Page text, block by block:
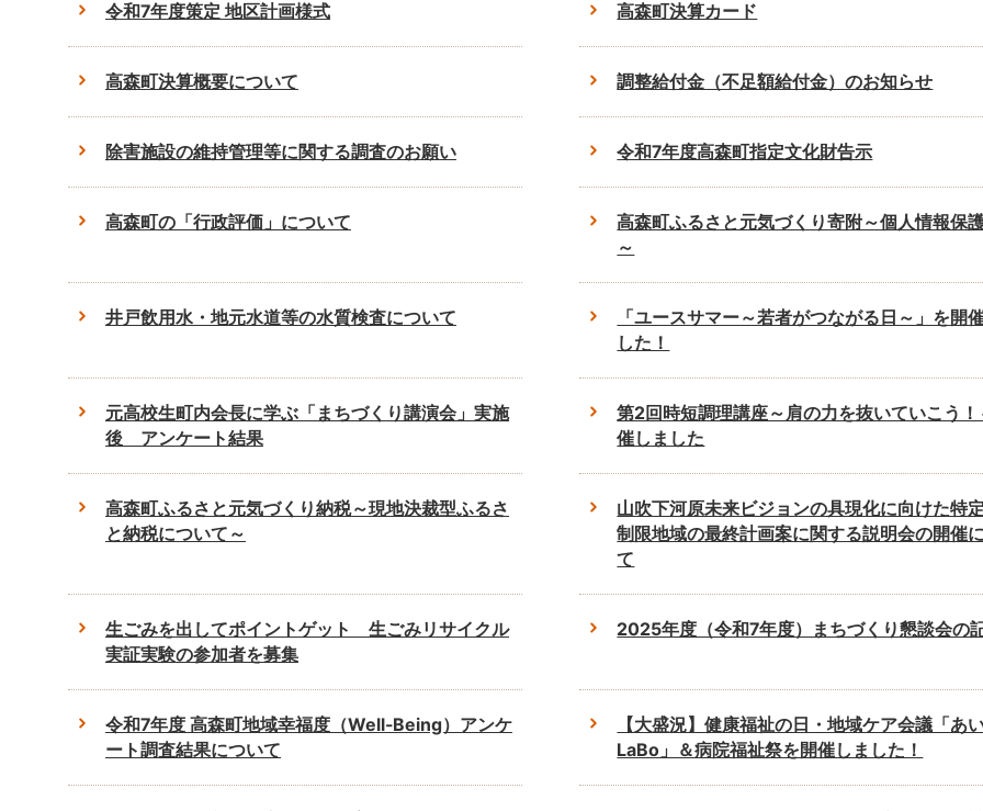
令和7年度策定 地区計画様式 高森町決算カード
高森町決算概要について 調整給付金（不足額給付金）のお知らせ
除害施設の維持管理等に関する調査のお願い 令和7年度高森町指定文化財告示
高森町の「行政評価」について
高森町ふるさと元気づくり寄附～個人情報保
～
井戸飲用水・地元水道等の水質検査について
「ユースサマー～若者がつながる日～」を開
した！
元高校生町内会長に学ぶ「まちづくり講演会」実施
後 アンケート結果
第2回時短調理講座～肩の力を抜いていこう！
催しました
高森町ふるさと元気づくり納税～現地決裁型ふるさ
と納税について～
山吹下河原未来ビジョンの具現化に向けた特
制限地域の最終計画案に関する説明会の開催
て
生ごみを出してポイントゲット 生ごみリサイクル
実証実験の参加者を募集
2025年度（令和7年度）まちづくり懇談会の
令和7年度 高森町地域幸福度（Well-Being）アンケ
ート調査結果について
【大盛況】健康福祉の日・地域ケア会議「あ
LaBo」＆病院福祉祭を開催しました！